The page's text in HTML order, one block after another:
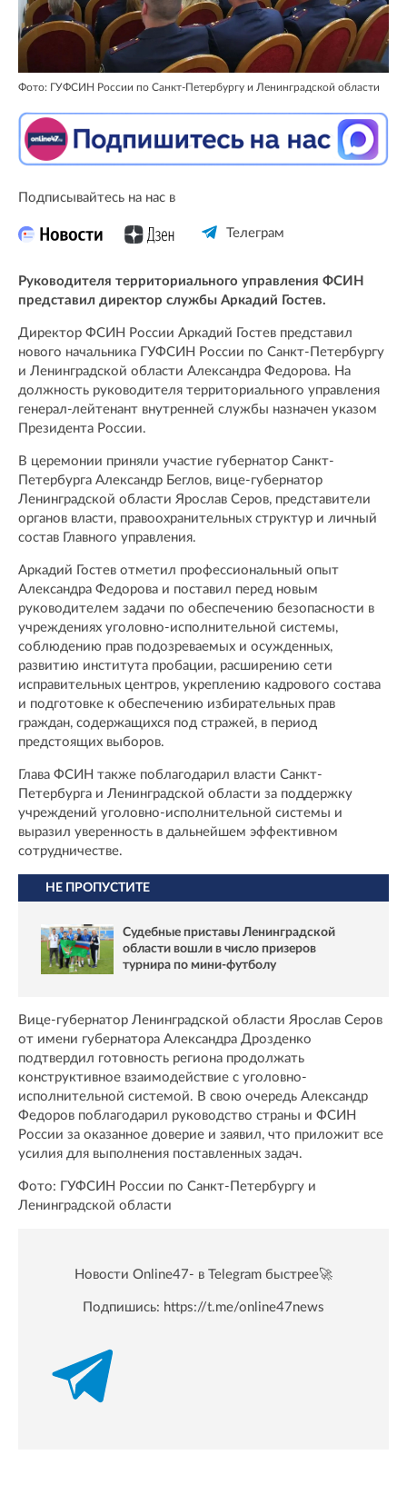
Фото: ГУФСИН России по Санкт-Петербургу и Ленинградской области
Подписывайтесь на нас в
Телеграм
Руководителя территориального управления ФСИН
представил директор службы Аркадий Гостев.
Директор ФСИН России Аркадий Гостев представил
нового начальника ГУФСИН России по Санкт-Петербургу
и Ленинградской области Александра Федорова. На
должность руководителя территориального управления
генерал-лейтенант внутренней службы назначен указом
Президента России.
В церемонии приняли участие губернатор Санкт-
Петербурга Александр Беглов, вице-губернатор
Ленинградской области Ярослав Серов, представители
органов власти, правоохранительных структур и личный
состав Главного управления.
Аркадий Гостев отметил профессиональный опыт
Александра Федорова и поставил перед новым
руководителем задачи по обеспечению безопасности в
учреждениях уголовно-исполнительной системы,
соблюдению прав подозреваемых и осужденных,
развитию института пробации, расширению сети
исправительных центров, укреплению кадрового состава
и подготовке к обеспечению избирательных прав
граждан, содержащихся под стражей, в период
предстоящих выборов.
Глава ФСИН также поблагодарил власти Санкт-
Петербурга и Ленинградской области за поддержку
учреждений уголовно-исполнительной системы и
выразил уверенность в дальнейшем эффективном
сотрудничестве.
НЕ ПРОПУСТИТЕ
Судебные приставы Ленинградской
области вошли в число призеров
турнира по мини-футболу
Вице-губернатор Ленинградской области Ярослав Серов
от имени губернатора Александра Дрозденко
подтвердил готовность региона продолжать
конструктивное взаимодействие с уголовно-
исполнительной системой. В свою очередь Александр
Федоров поблагодарил руководство страны и ФСИН
России за оказанное доверие и заявил, что приложит все
усилия для выполнения поставленных задач.
Фото: ГУФСИН России по Санкт-Петербургу и
Ленинградской области
Новости Online47- в Telegram быстрее🚀
Подпишись: https://t.me/online47news